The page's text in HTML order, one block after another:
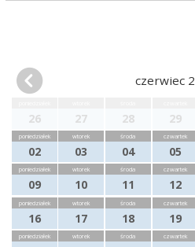
czerwiec
26 27 28 29
poniedziałek
02
wtorek
03
środa
04
czwartek
05
poniedziałek
09
wtorek
10
środa
11
czwartek
12
poniedziałek
16
wtorek
17
środa
18
czwartek
19
poniedziałek wtorek środa czwartek